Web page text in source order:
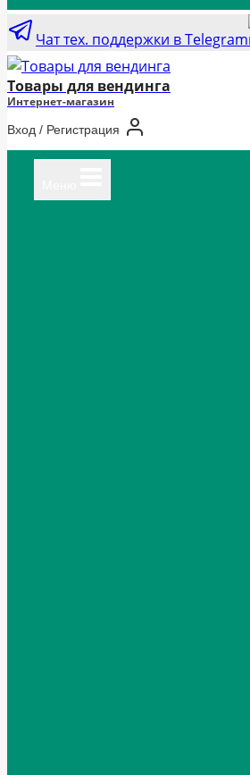
Чат тех. поддержки в Telegram
Товары для вендинга
Интернет-магазин
Вход / Регистрация